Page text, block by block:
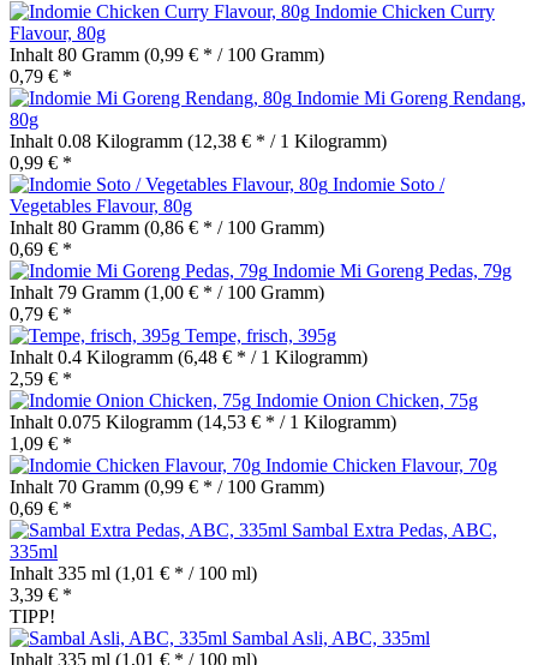
Indomie Chicken Curry
Flavour, 80g
Inhalt 80 Gramm (0,99 € * / 100 Gramm)
0,79 € *
Indomie Mi Goreng Rendang,
80g
Inhalt 0.08 Kilogramm (12,38 € * / 1 Kilogramm)
0,99 € *
Indomie Soto /
Vegetables Flavour, 80g
Inhalt 80 Gramm (0,86 € * / 100 Gramm)
0,69 € *
Indomie Mi Goreng Pedas, 79g
Inhalt 79 Gramm (1,00 € * / 100 Gramm)
0,79 € *
Tempe, frisch, 395g
Inhalt 0.4 Kilogramm (6,48 € * / 1 Kilogramm)
2,59 € *
Indomie Onion Chicken, 75g
Inhalt 0.075 Kilogramm (14,53 € * / 1 Kilogramm)
1,09 € *
Indomie Chicken Flavour, 70g
Inhalt 70 Gramm (0,99 € * / 100 Gramm)
0,69 € *
Sambal Extra Pedas, ABC,
335ml
Inhalt 335 ml (1,01 € * / 100 ml)
3,39 € *
TIPP!
Sambal Asli, ABC, 335ml
Inhalt 335 ml (1,01 € * / 100 ml)